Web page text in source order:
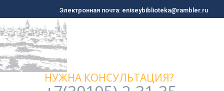
Электронная почта: eniseybiblioteka@rambler.ru
НУЖНА КОНСУЛЬТАЦИЯ?
Электронная почта: eniseybiblioteka@rambler.ru
карта Электронный каталог